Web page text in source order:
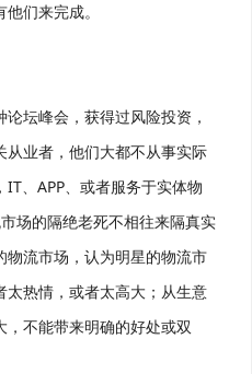
们来完成。
坛峰会，获得过风险投资，
业者，他们大都不从事实际
、APP、或者服务于实体物
场的隔绝老死不相往来隔真实
物流市场，认为明星的物流市
热情，或者太高大；从生意
不能带来明确的好处或双